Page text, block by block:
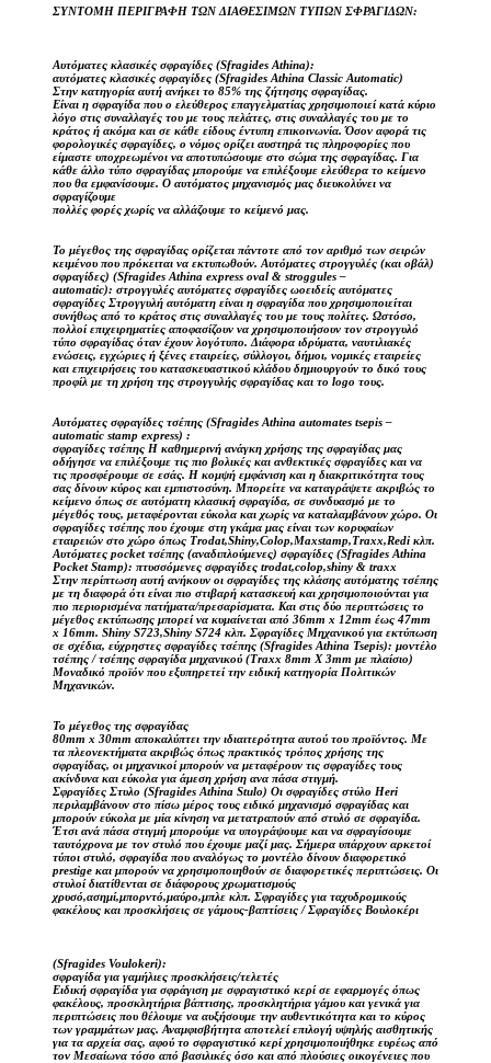
ΣΥΝΤΟΜΗ ΠΕΡΙΓΡΑΦΗ ΤΩΝ ΔΙΑΘΕΣΙΜΩΝ ΤΥΠΩΝ ΣΦΡΑΓΙΔΩΝ:
Αυτόματες κλασικές σφραγίδες (Sfragides Athina):
αυτόματες κλασικές σφραγίδες (Sfragides Athina Classic Automatic)
Στην κατηγορία αυτή ανήκει το 85% της ζήτησης σφραγίδας.
Είναι η σφραγίδα που ο ελεύθερος επαγγελματίας χρησιμοποιεί κατά κύριο
λόγο στις συναλλαγές του με τους πελάτες, στις συναλλαγές του με το
κράτος ή ακόμα και σε κάθε είδους έντυπη επικοινωνία. Όσον αφορά τις
φορολογικές σφραγίδες, ο νόμος ορίζει αυστηρά τις πληροφορίες που
είμαστε υποχρεωμένοι να αποτυπώσουμε στο σώμα της σφραγίδας. Για
κάθε άλλο τύπο σφραγίδας μπορούμε να επιλέξουμε ελεύθερα το κείμενο
που θα εμφανίσουμε. Ο αυτόματος μηχανισμός μας διευκολύνει να
σφραγίζουμε
πολλές φορές χωρίς να αλλάζουμε το κείμενό μας.
Το μέγεθος της σφραγίδας ορίζεται πάντοτε από τον αριθμό των σειρών
κειμένου που πρόκειται να εκτυπωθούν. Αυτόματες στρογγυλές (και οβάλ)
σφραγίδες) (Sfragides Athina express oval & stroggules –
automatic): στρογγυλές αυτόματες σφραγίδες ωοειδείς αυτόματες
σφραγίδες Στρογγυλή αυτόματη είναι η σφραγίδα που χρησιμοποιείται
συνήθως από το κράτος στις συναλλαγές του με τους πολίτες. Ωστόσο,
πολλοί επιχειρηματίες αποφασίζουν να χρησιμοποιήσουν τον στρογγυλό
τύπο σφραγίδας όταν έχουν λογότυπο. Διάφορα ιδρύματα, ναυτιλιακές
ενώσεις, εγχώριες ή ξένες εταιρείες, σύλλογοι, δήμοι, νομικές εταιρείες
και επιχειρήσεις του κατασκευαστικού κλάδου δημιουργούν το δικό τους
προφίλ με τη χρήση της στρογγυλής σφραγίδας και το logo τους.
Αυτόματες σφραγίδες τσέπης (Sfragides Athina automates tsepis –
automatic stamp express) :
σφραγίδες τσέπης Η καθημερινή ανάγκη χρήσης της σφραγίδας μας
οδήγησε να επιλέξουμε τις πιο βολικές και ανθεκτικές σφραγίδες και να
τις προσφέρουμε σε εσάς. Η κομψή εμφάνιση και η διακριτικότητα τους
σας δίνουν κύρος και εμπιστοσύνη. Μπορείτε να καταγράψετε ακριβώς το
κείμενο όπως σε αυτόματη κλασική σφραγίδα, σε συνδυασμό με το
μέγεθός τους, μεταφέρονται εύκολα και χωρίς να καταλαμβάνουν χώρο. Οι
σφραγίδες τσέπης που έχουμε στη γκάμα μας είναι των κορυφαίων
εταιρειών στο χώρο όπως Trodat,Shiny,Colop,Maxstamp,Traxx,Redi κλπ.
Αυτόματες pocket τσέπης (αναδιπλούμενες) σφραγίδες (Sfragides Athina
Pocket Stamp): πτυσσόμενες σφραγίδες trodat,colop,shiny & traxx
Στην περίπτωση αυτή ανήκουν οι σφραγίδες της κλάσης αυτόματης τσέπης
με τη διαφορά ότι είναι πιο στιβαρή κατασκευή και χρησιμοποιούνται για
πιο περιορισμένα πατήματα/πρεσαρίσματα. Και στις δύο περιπτώσεις το
μέγεθος εκτύπωσης μπορεί να κυμαίνεται από 36mm x 12mm έως 47mm
x 16mm. Shiny S723,Shiny S724 κλπ. Σφραγίδες Μηχανικού για εκτύπωση
σε σχέδια, εύχρηστες σφραγίδες τσέπης (Sfragides Athina Tsepis): μοντέλο
τσέπης / τσέπης σφραγίδα μηχανικού (Traxx 8mm X 3mm με πλαίσιο)
Μοναδικό προϊόν που εξυπηρετεί την ειδική κατηγορία Πολιτικών
Μηχανικών.
Το μέγεθος της σφραγίδας
80mm x 30mm αποκαλύπτει την ιδιαιτερότητα αυτού του προϊόντος. Με
τα πλεονεκτήματα ακριβώς όπως πρακτικός τρόπος χρήσης της
σφραγίδας, οι μηχανικοί μπορούν να μεταφέρουν τις σφραγίδες τους
ακίνδυνα και εύκολα για άμεση χρήση ανα πάσα στιγμή.
Σφραγίδες Στυλο (Sfragides Athina Stulo) Οι σφραγίδες στύλο Heri
περιλαμβάνουν στο πίσω μέρος τους ειδικό μηχανισμό σφραγίδας και
μπορούν εύκολα με μία κίνηση να μετατραπούν από στυλό σε σφραγίδα.
Έτσι ανά πάσα στιγμή μπορούμε να υπογράψουμε και να σφραγίσουμε
ταυτόχρονα με τον στυλό που έχουμε μαζί μας. Σήμερα υπάρχουν αρκετοί
τύποι στυλό, σφραγίδα που αναλόγως το μοντέλο δίνουν διαφορετικό
prestige και μπορούν να χρησιμοποιηθούν σε διαφορετικές περιπτώσεις. Οι
στυλοί διατίθενται σε διάφορους χρωματισμούς
χρυσό,ασημί,μπορντό,μαύρο,μπλε κλπ. Σφραγίδες για ταχυδρομικούς
φακέλους και προσκλήσεις σε γάμους-βαπτίσεις / Σφραγίδες Βουλοκέρι
(Sfragides Voulokeri):
σφραγίδα για γαμήλιες προσκλήσεις/τελετές
Ειδική σφραγίδα για σφράγιση με σφραγιστικό κερί σε εφαρμογές όπως
φακέλους, προσκλητήρια βάπτισης, προσκλητήρια γάμου και γενικά για
περιπτώσεις που θέλουμε να αυξήσουμε την αυθεντικότητα και το κύρος
των γραμμάτων μας. Αναμφισβήτητα αποτελεί επιλογή υψηλής αισθητικής
για τα αρχεία σας, αφού το σφραγιστικό κερί χρησιμοποιήθηκε ευρέως από
τον Μεσαίωνα τόσο από βασιλικές όσο και από πλούσιες οικογένειες που